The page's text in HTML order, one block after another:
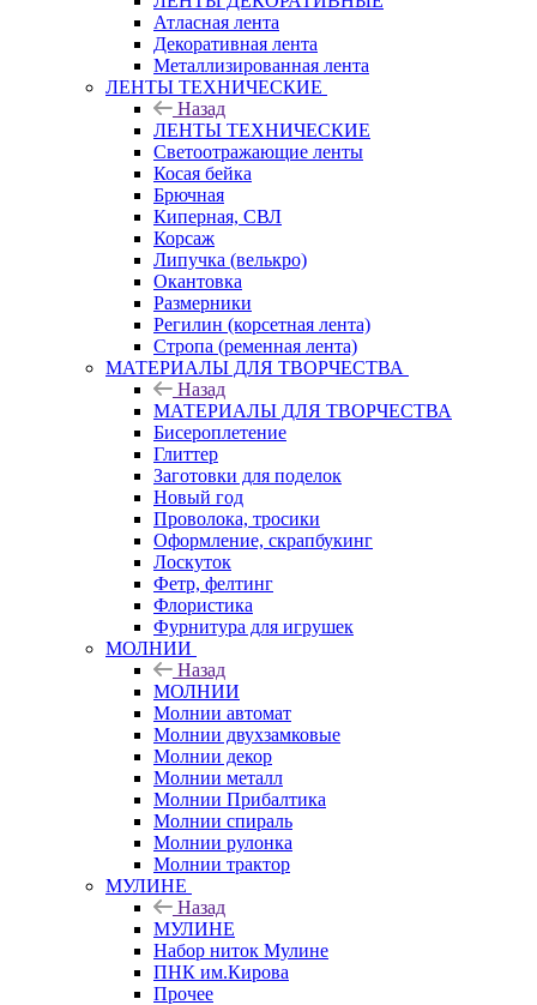
Атласная лента
Декоративная лента
Металлизированная лента
ЛЕНТЫ ТЕХНИЧЕСКИЕ
Назад
ЛЕНТЫ ТЕХНИЧЕСКИЕ
Светоотражающие ленты
Косая бейка
Брючная
Киперная, СВЛ
Корсаж
Липучка (велькро)
Окантовка
Размерники
Регилин (корсетная лента)
Стропа (ременная лента)
МАТЕРИАЛЫ ДЛЯ ТВОРЧЕСТВА
Назад
МАТЕРИАЛЫ ДЛЯ ТВОРЧЕСТВА
Бисероплетение
Глиттер
Заготовки для поделок
Новый год
Проволока, тросики
Оформление, скрапбукинг
Лоскуток
Фетр, фелтинг
Флористика
Фурнитура для игрушек
МОЛНИИ
Назад
МОЛНИИ
Молнии автомат
Молнии двухзамковые
Молнии декор
Молнии металл
Молнии Прибалтика
Молнии спираль
Молнии рулонка
Молнии трактор
МУЛИНЕ
Назад
МУЛИНЕ
Набор ниток Мулине
ПНК им.Кирова
Прочее